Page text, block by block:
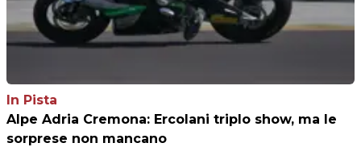
In Pista
Alpe Adria Cremona: Ercolani triplo show, ma le
sorprese non mancano